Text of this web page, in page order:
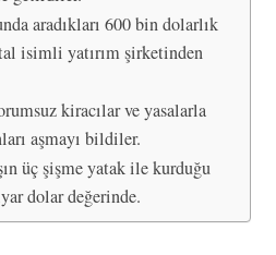
aradıkları 600 bin dolarlık
isimli yatırım şirketinden
kiracılar ve yasalarla
aşmayı bildiler.
üç şişme yatak ile kurduğu
dolar değerinde.